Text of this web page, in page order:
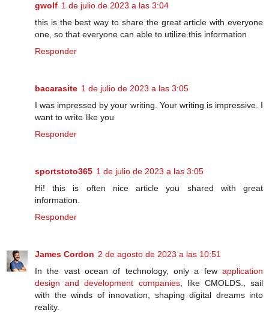
gwolf 1 de julio de 2023 a las 3:04
this is the best way to share the great article with everyone
one, so that everyone can able to utilize this information
Responder
bacarasite 1 de julio de 2023 a las 3:05
I was impressed by your writing. Your writing is impressive. I
want to write like you
Responder
sportstoto365 1 de julio de 2023 a las 3:05
Hi! this is often nice article you shared with great
information.
Responder
James Cordon 2 de agosto de 2023 a las 10:51
In the vast ocean of technology, only a few application
design and development companies, like CMOLDS., sail
with the winds of innovation, shaping digital dreams into
reality.